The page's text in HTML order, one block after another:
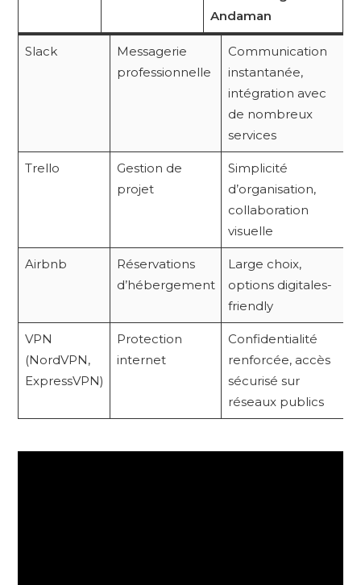
Andaman
Slack
Messagerie
professionnelle
Communication
instantanée,
intégration avec
de nombreux
services
Trello
Gestion de
projet
Simplicité
d’organisation,
collaboration
visuelle
Airbnb
Réservations
d’hébergement
Large choix,
options digitales-
friendly
VPN
(NordVPN,
ExpressVPN)
Protection
internet
Confidentialité
renforcée, accès
sécurisé sur
réseaux publics